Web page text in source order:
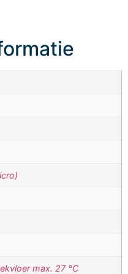
max. 27 °C